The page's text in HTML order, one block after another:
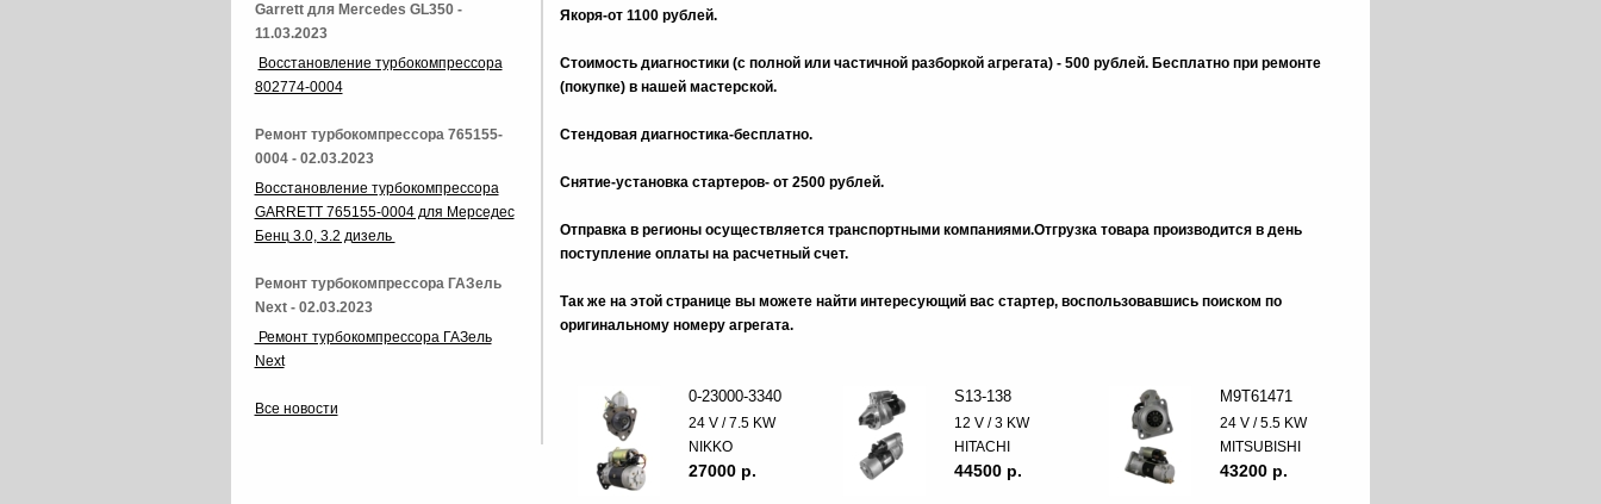
Якоря-от 1100 рублей.
Стоимость диагностики (с полной или частичной разборкой агрегата) - 500 рублей. Бесплатно при ремонте
(покупке) в нашей мастерской.
Стендовая диагностика-бесплатно.
Снятие-установка стартеров- от 2500 рублей.
Отправка в регионы осуществляется транспортными компаниями.Отгрузка товара производится в день
поступление оплаты на расчетный счет.
Так же на этой странице вы можете найти интересующий вас стартер, воспользовавшись поиском по
оригинальному номеру агрегата.
0-23000-3340
24 V / 7.5 KW
NIKKO
27000 p.
S13-138
12 V / 3 KW
HITACHI
44500 p.
M9T61471
24 V / 5.5 KW
MITSUBISHI
43200 p.
Garrett для Mercedes GL350 -
11.03.2023
Восстановление турбокомпрессора
802774-0004
Ремонт турбокомпрессора 765155-
0004 - 02.03.2023
Восстановление турбокомпрессора
GARRETT 765155-0004 для Мерседес
Бенц 3.0, 3.2 дизель
Ремонт турбокомпрессора ГАЗель
Next - 02.03.2023
Ремонт турбокомпрессора ГАЗель
Next
Все новости